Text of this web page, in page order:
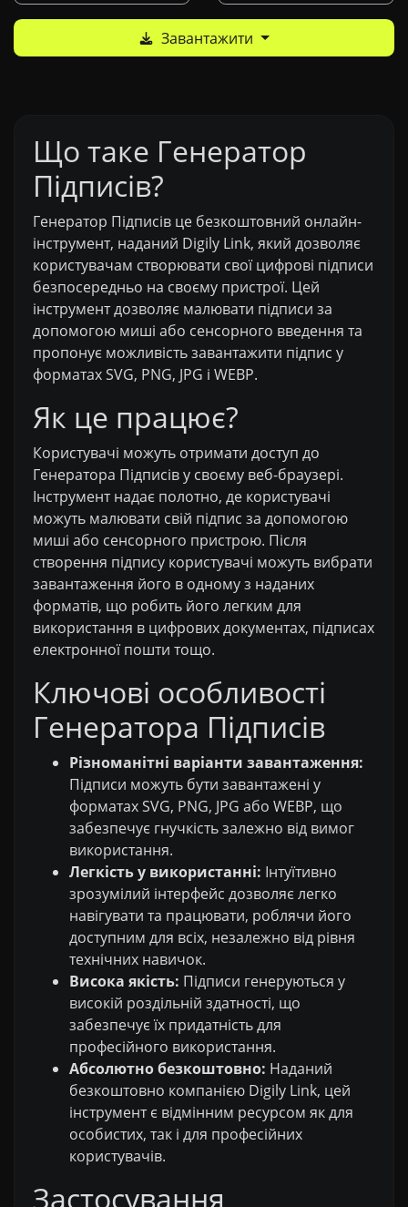
Завантажити
Що таке Генератор
Підписів?
Генератор Підписів це безкоштовний онлайн-
інструмент, наданий Digily Link, який дозволяє
користувачам створювати свої цифрові підписи
безпосередньо на своєму пристрої. Цей
інструмент дозволяє малювати підписи за
допомогою миші або сенсорного введення та
пропонує можливість завантажити підпис у
форматах SVG, PNG, JPG і WEBP.
Як це працює?
Користувачі можуть отримати доступ до
Генератора Підписів у своєму веб-браузері.
Інструмент надає полотно, де користувачі
можуть малювати свій підпис за допомогою
миші або сенсорного пристрою. Після
створення підпису користувачі можуть вибрати
завантаження його в одному з наданих
форматів, що робить його легким для
використання в цифрових документах, підписах
електронної пошти тощо.
Ключові особливості
Генератора Підписів
Різноманітні варіанти завантаження:
Підписи можуть бути завантажені у
форматах SVG, PNG, JPG або WEBP, що
забезпечує гнучкість залежно від вимог
використання.
Легкість у використанні: Інтуїтивно
зрозумілий інтерфейс дозволяє легко
навігувати та працювати, роблячи його
доступним для всіх, незалежно від рівня
технічних навичок.
Висока якість: Підписи генеруються у
високій роздільній здатності, що
забезпечує їх придатність для
професійного використання.
Абсолютно безкоштовно: Наданий
безкоштовно компанією Digily Link, цей
інструмент є відмінним ресурсом як для
особистих, так і для професійних
користувачів.
Застосування